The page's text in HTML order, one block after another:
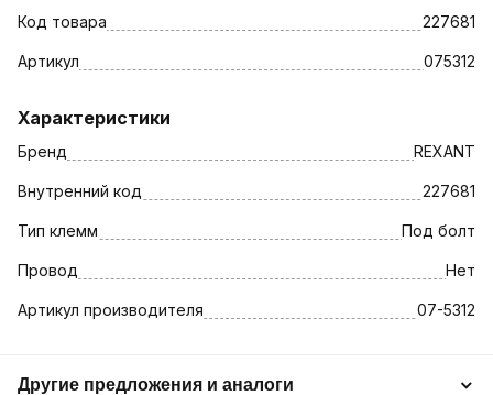
Код товара 227681
Артикул 075312
Характеристики
Бренд REXANT
Внутренний код 227681
Тип клемм Под болт
Провод Нет
Артикул производителя 07-5312
Другие предложения и аналоги